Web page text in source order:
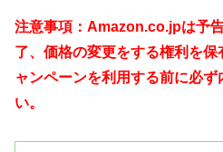
注意事項：Amazon.co.jpは予
了、価格の変更をする権利を
ャンペーンを利用する前に必
い。